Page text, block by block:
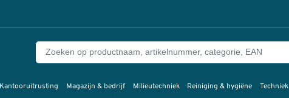
Kantooruitrusting Magazijn & bedrijf Milieutechniek Reiniging & hygiëne Techniek